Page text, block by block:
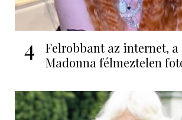
4
Felrobbant az internet, a
Madonna félmeztelen